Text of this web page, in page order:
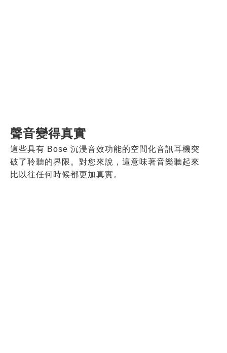
聲音變得真實
這些具有 Bose 沉浸音效功能的空間化音訊耳機突
破了聆聽的界限。對您來說，這意味著音樂聽起來
比以往任何時候都更加真實。